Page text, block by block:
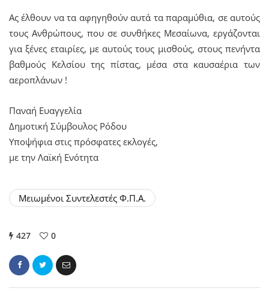
Ας έλθουν να τα αφηγηθούν αυτά τα παραμύθια, σε αυτούς
τους Ανθρώπους, που σε συνθήκες Μεσαίωνα, εργάζονται
για ξένες εταιρίες, με αυτούς τους μισθούς, στους πενήντα
βαθμούς Κελσίου της πίστας, μέσα στα καυσαέρια των
αεροπλάνων !
Παναή Ευαγγελία
Δημοτική Σύμβουλος Ρόδου
Υποψήφια στις πρόσφατες εκλογές,
με την Λαϊκή Ενότητα
Μειωμένοι Συντελεστές Φ.Π.Α.
427 0